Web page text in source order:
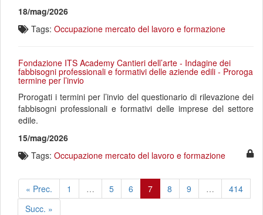
18/mag/2026
Tags: Occupazione mercato del lavoro e formazione
Fondazione ITS Academy Cantieri dell’arte - Indagine dei
fabbisogni professionali e formativi delle aziende edili - Proroga
termine per l’invio
Prorogati i termini per l’invio del questionario di rilevazione dei
fabbisogni professionali e formativi delle imprese del settore
edile.
15/mag/2026
Tags: Occupazione mercato del lavoro e formazione
« Prec. 1 … 5 6 7 8 9 …
414
Succ. »